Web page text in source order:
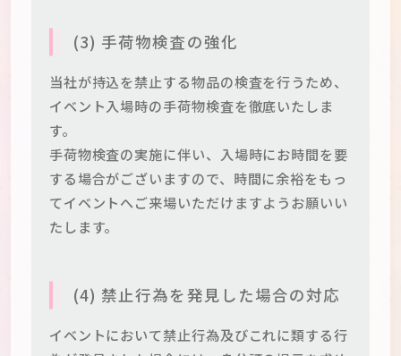
(3) 手荷物検査の強化
当社が持込を禁止する物品の検査を行うため、
イベント入場時の手荷物検査を徹底いたしま
す。
手荷物検査の実施に伴い、入場時にお時間を要
する場合がございますので、時間に余裕をもっ
てイベントへご来場いただけますようお願いい
たします。
(4) 禁止行為を発見した場合の対応
イベントにおいて禁止行為及びこれに類する行